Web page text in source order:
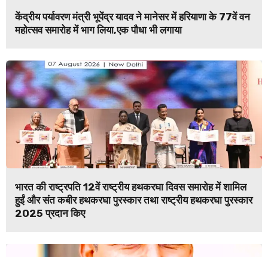
केंद्रीय पर्यावरण मंत्री भूपेंद्र यादव ने मानेसर में हरियाणा के 77वें वन
महोत्सव समारोह में भाग लिया,एक पौधा भी लगाया
भारत की राष्ट्रपति 12वें राष्ट्रीय हथकरघा दिवस समारोह में शामिल
हुईं और संत कबीर हथकरघा पुरस्कार तथा राष्ट्रीय हथकरघा पुरस्कार
2025 प्रदान किए